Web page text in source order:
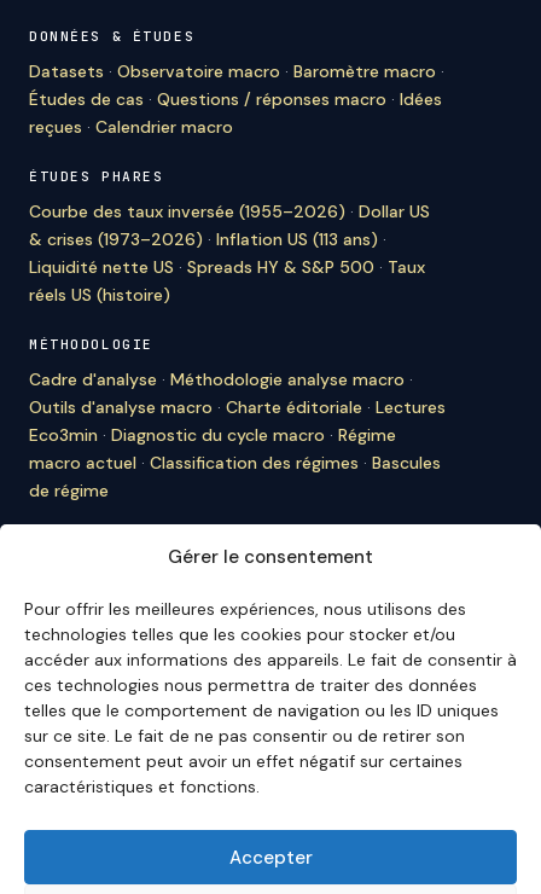
Gérer le consentement
Pour offrir les meilleures expériences, nous utilisons des
technologies telles que les cookies pour stocker et/ou
accéder aux informations des appareils. Le fait de consentir à
ces technologies nous permettra de traiter des données
telles que le comportement de navigation ou les ID uniques
sur ce site. Le fait de ne pas consentir ou de retirer son
consentement peut avoir un effet négatif sur certaines
caractéristiques et fonctions.
Accepter
DONNÉES & ÉTUDES
Datasets · Observatoire macro · Baromètre macro ·
Études de cas · Questions / réponses macro · Idées
reçues · Calendrier macro
ÉTUDES PHARES
Courbe des taux inversée (1955–2026) · Dollar US
& crises (1973–2026) · Inflation US (113 ans) ·
Liquidité nette US · Spreads HY & S&P 500 · Taux
réels US (histoire)
MÉTHODOLOGIE
Cadre d'analyse · Méthodologie analyse macro ·
Outils d'analyse macro · Charte éditoriale · Lectures
Eco3min · Diagnostic du cycle macro · Régime
macro actuel · Classification des régimes · Bascules
de régime
nous citent· Mentions légales·Contact
ENGLISH VERSION
English Hub →
Eco3min privilégie des analyses valables sur plusieurs
mois ; les événements récents servent de points
d'entrée, jamais de finalité.
Avertissement – Informations financières :
analyses, commentaires et contenus publiés sur